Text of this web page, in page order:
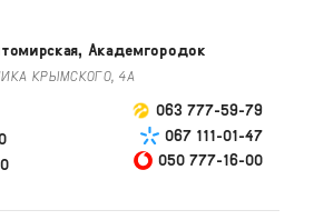
Академгородок
КРЫМСКОГО, 4А
063 777-59-79
067 111-01-47
050 777-16-00